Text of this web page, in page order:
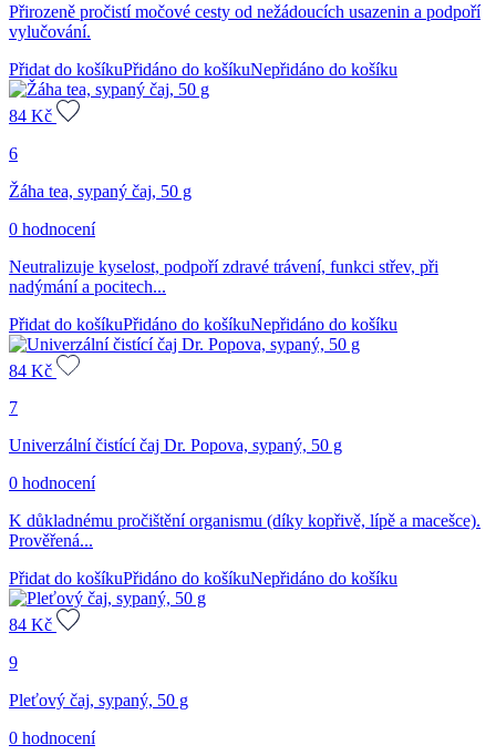
Přirozeně pročistí močové cesty od nežádoucích usazenin a podpoří
vylučování.
Přidat do košíkuPřidáno do košíkuNepřidáno do košíku
84 Kč
6
Žáha tea, sypaný čaj, 50 g
0 hodnocení
Neutralizuje kyselost, podpoří zdravé trávení, funkci střev, při
nadýmání a pocitech...
Přidat do košíkuPřidáno do košíkuNepřidáno do košíku
84 Kč
7
Univerzální čistící čaj Dr. Popova, sypaný, 50 g
0 hodnocení
K důkladnému pročištění organismu (díky kopřivě, lípě a macešce).
Prověřená...
Přidat do košíkuPřidáno do košíkuNepřidáno do košíku
84 Kč
9
Pleťový čaj, sypaný, 50 g
0 hodnocení